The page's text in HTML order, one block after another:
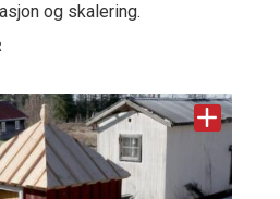
og skalering.